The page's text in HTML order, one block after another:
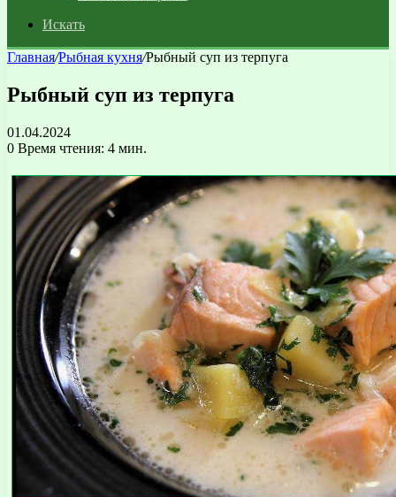
Искать
Главная/Рыбная кухня/Рыбный суп из терпуга
Рыбный суп из терпуга
01.04.2024
0 Время чтения: 4 мин.